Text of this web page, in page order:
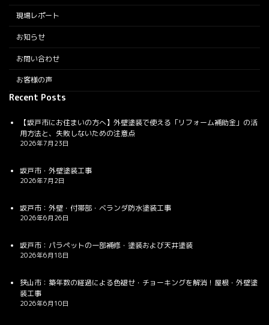
現場レポート
お知らせ
お問い合わせ
お客様の声
Recent Posts
【坂戸市にお住まいの方へ】外壁塗装で使える「リフォーム補助金」の活
用方法と、失敗しないための注意点
2026年7月23日
坂戸市・外壁塗装工事
2026年7月2日
坂戸市：外壁・付帯部・ベランダ防水塗装工事
2026年6月26日
坂戸市：パラペットの一部補修・塗装および天井塗装
2026年6月18日
狭山市：築年数の経過による色褪せ・チョーキングを解消！屋根・外壁塗
装工事
2026年6月10日